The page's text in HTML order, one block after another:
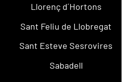
Llorenç d´Hortons
Sant Feliu de Llobregat
Sant Esteve Sesrovires
Sabadell